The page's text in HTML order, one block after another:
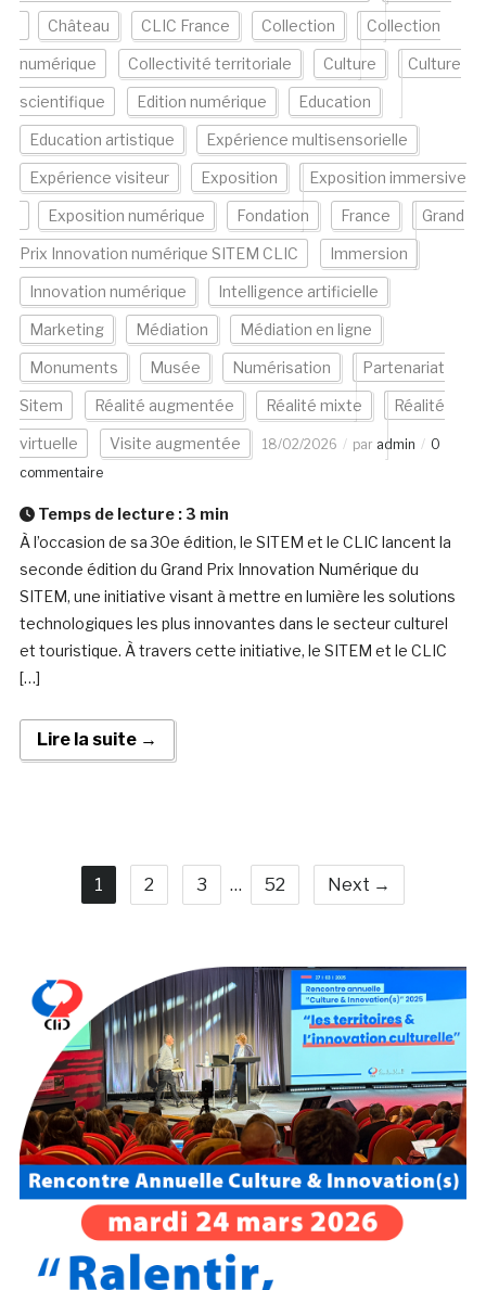
Château CLIC France Collection Collection
numérique Collectivité territoriale Culture Culture
scientifique Edition numérique Education
Education artistique Expérience multisensorielle
Expérience visiteur Exposition Exposition immersive
Exposition numérique Fondation France Grand
Prix Innovation numérique SITEM CLIC Immersion
Innovation numérique Intelligence artificielle
Marketing Médiation Médiation en ligne
Monuments Musée Numérisation Partenariat
Sitem Réalité augmentée Réalité mixte Réalité
virtuelle Visite augmentée 18/02/2026 par admin
0
commentaire
Temps de lecture : 3 min
À l’occasion de sa 30e édition, le SITEM et le CLIC lancent la
seconde édition du Grand Prix Innovation Numérique du
SITEM, une initiative visant à mettre en lumière les solutions
technologiques les plus innovantes dans le secteur culturel
et touristique. À travers cette initiative, le SITEM et le CLIC
[…]
Lire la suite →
1 2 3 … 52 Next →